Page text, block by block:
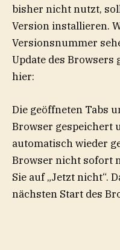
bisher nicht nutzt,
Version installieren.
Versionsnummer
Update des
hier:
Die geöffneten Tabs
Browser gespeichert
automatisch wieder
Browser nicht sofort
Sie auf „Jetzt nicht“.
nächsten Start des